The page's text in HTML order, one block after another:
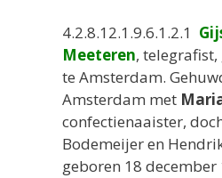
4.2.8.12.1.9.6.1.2.1
Meeteren,
te Amsterdam.
Amsterdam met
confectienaaister,
Bodemeijer en
geboren 18